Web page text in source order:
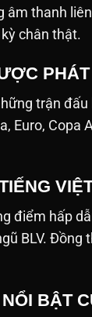
âm thanh
chân thật.
PHÁT
trận
Euro,
điểm hấp
BLV.
BẬT